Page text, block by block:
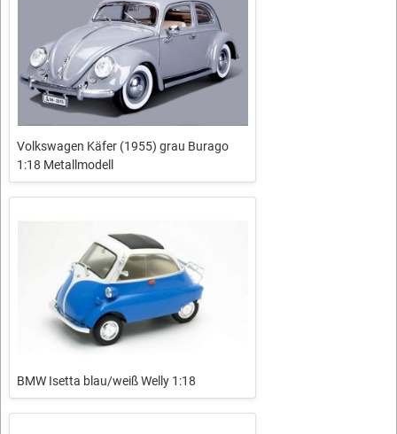
Volkswagen Käfer (1955) grau Burago
1:18 Metallmodell
BMW Isetta blau/weiß Welly 1:18